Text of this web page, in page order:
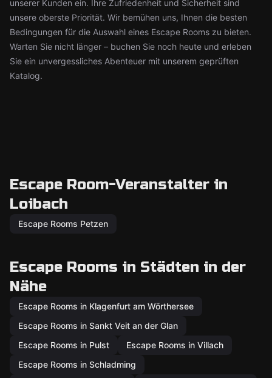
unserer Kunden ein. Ihre Zufriedenheit und Sicherheit sind
unsere oberste Priorität. Wir bemühen uns, Ihnen die besten
Bedingungen für die Auswahl eines Escape Rooms zu bieten.
Warten Sie nicht länger – buchen Sie noch heute und erleben
Sie ein unvergessliches Abenteuer mit unserem geprüften
Katalog.
Escape Room-Veranstalter in
Loibach
Escape Rooms Petzen
Escape Rooms in Städten in der
Nähe
Escape Rooms in Klagenfurt am Wörthersee
Escape Rooms in Sankt Veit an der Glan
Escape Rooms in Pulst
Escape Rooms in Villach
Escape Rooms in Schladming